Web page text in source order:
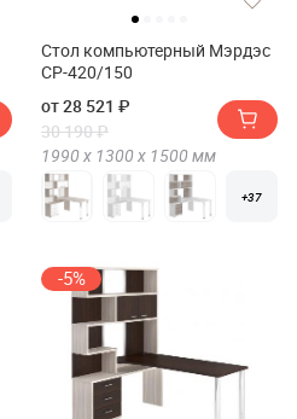
Стол компьютерный Мэрдэс
СР-420/150
от 28 521 ₽
30 190 ₽
1990 х 1300 х 1500 мм
+37
-5%